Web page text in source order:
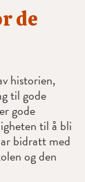
de
historien,
til gode
gode
til å bli
bidratt med
og den